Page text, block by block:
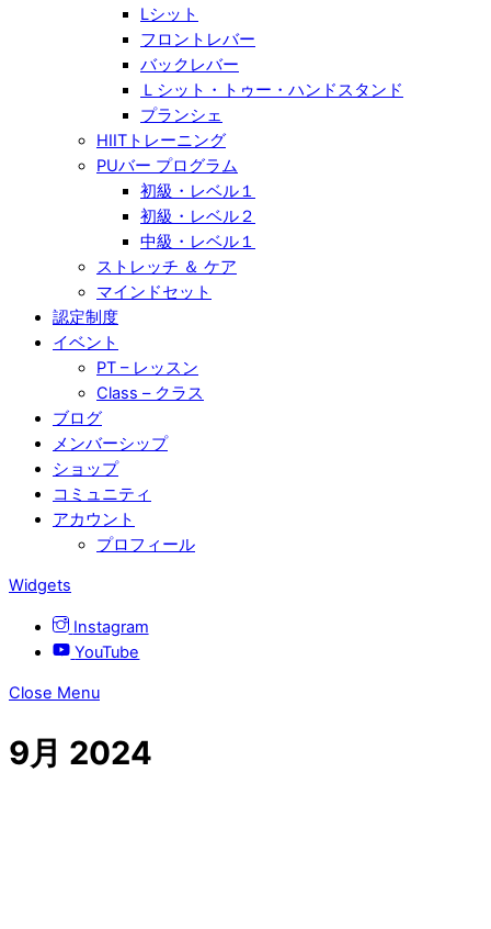
Lシット
フロントレバー
バックレバー
Ｌシット・トゥー・ハンドスタンド
プランシェ
HIITトレーニング
PUバー プログラム
初級・レベル１
初級・レベル２
中級・レベル１
ストレッチ ＆ ケア
マインドセット
認定制度
イベント
PT – レッスン
Class – クラス
ブログ
メンバーシップ
ショップ
コミュニティ
アカウント
プロフィール
Widgets
Instagram
YouTube
Close Menu
9月 2024